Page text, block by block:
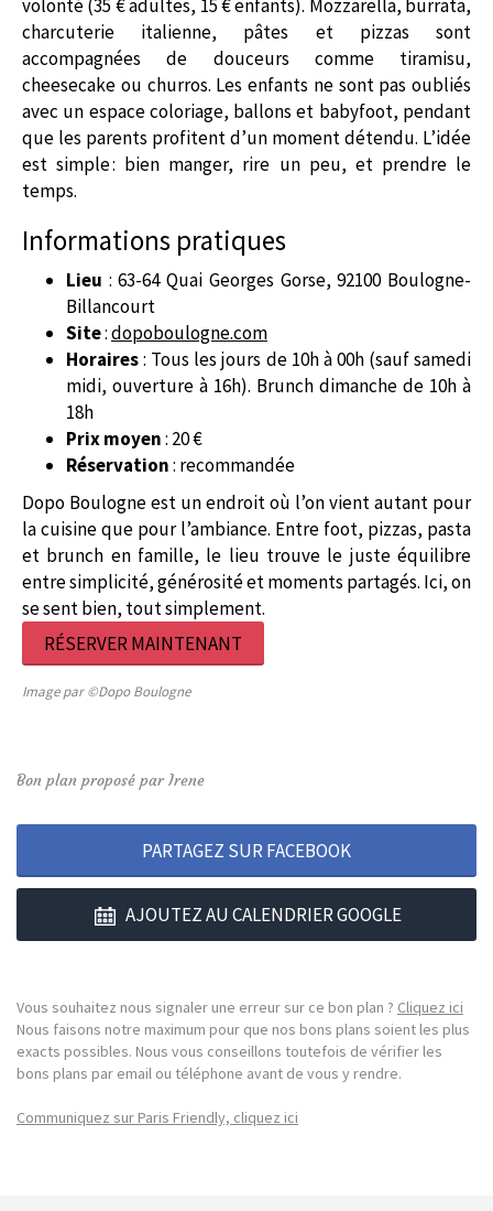
volonté (35 € adultes, 15 € enfants). Mozzarella, burrata,
charcuterie italienne, pâtes et pizzas sont
accompagnées de douceurs comme tiramisu,
cheesecake ou churros. Les enfants ne sont pas oubliés
avec un espace coloriage, ballons et babyfoot, pendant
que les parents profitent d’un moment détendu. L’idée
est simple : bien manger, rire un peu, et prendre le
temps.
Informations pratiques
Lieu : 63-64 Quai Georges Gorse, 92100 Boulogne-
Billancourt
Site:dopoboulogne.com
Horaires: Tous les jours de 10h à 00h (sauf samedi
midi, ouverture à 16h). Brunch dimanche de 10h à
18h
Prix moyen: 20 €
Réservation: recommandée
Dopo Boulogne est un endroit où l’on vient autant pour
la cuisine que pour l’ambiance. Entre foot, pizzas, pasta
et brunch en famille, le lieu trouve le juste équilibre
entre simplicité, générosité et moments partagés. Ici, on
se sent bien, tout simplement.
RÉSERVER MAINTENANT
Image par ©Dopo Boulogne
Bon plan proposé par Irene
PARTAGEZ SUR FACEBOOK
AJOUTEZ AU CALENDRIER GOOGLE
Vous souhaitez nous signaler une erreur sur ce bon plan ? Cliquez ici
Nous faisons notre maximum pour que nos bons plans soient les plus
exacts possibles. Nous vous conseillons toutefois de vérifier les
bons plans par email ou téléphone avant de vous y rendre.
Communiquez sur Paris Friendly, cliquez ici